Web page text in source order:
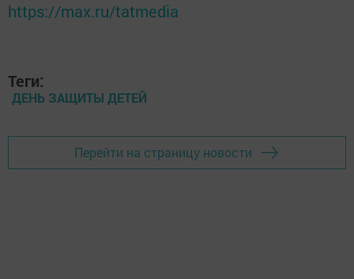
https://max.ru/tatmedia
Теги:
ДЕНЬ ЗАЩИТЫ ДЕТЕЙ
Перейти на страницу новости